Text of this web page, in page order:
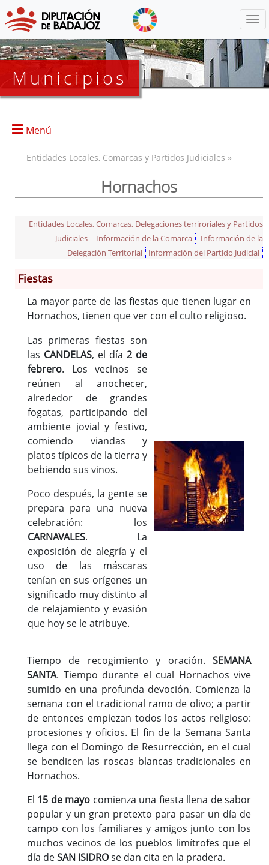
Municipios
Menú
Información General
Historia
Monumentos
Gastronomía
Fiestas
Turismo
Población
Corporación
Correo-e gratis
Códigos para FACe
Entidades Locales, Comarcas y Partidos Judiciales »
Hornachos
Entidades Locales, Comarcas, Delegaciones terriroriales y Partidos
Judiciales
Información de la Comarca
Información de la
Delegación Territorial
Información del Partido Judicial
Fiestas
La mayor parte de las fiestas que tienen lugar en
Hornachos, tienen que ver con el culto religioso.
Las primeras fiestas son
las CANDELAS, el día 2 de
febrero. Los vecinos se
reúnen al anochecer,
alrededor de grandes
fogatas, participando del
ambiente jovial y festivo,
comiendo viandas y
platos típicos de la tierra y
bebiendo sus vinos.
Poco después, la gente se
prepara para una nueva
celebración: los
CARNAVALES. La
exposición de alegría y el
uso de las máscaras
tenían en sus orígenes un
significado muy distinto al
de relajamiento y evasión
que hoy se le atribuye.
Tiempo de recogimiento y oración. SEMANA
SANTA. Tiempo durante el cual Hornachos vive
sumido en una profunda devoción. Comienza la
semana con el tradicional ramo de olivo; a partir
de entonces empiezan todos los actos religioso:
procesiones y oficios. El fin de la Semana Santa
llega con el Domingo de Resurrección, en el cual
se bendicen las roscas blancas tradicionales en
Hornachos.
El 15 de mayo comienza una fiesta llena de sabor
popular y un gran pretexto para pasar un día de
campo con los familiares y amigos junto con los
muchos vecinos de los pueblos limítrofes que el
día deSAN ISIDROse dan cita en la pradera.